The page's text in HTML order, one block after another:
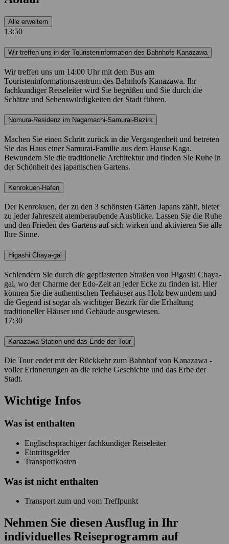
Alle erweitern
13:50
Wir treffen uns in der Touristeninformation des Bahnhofs Kanazawa
Wir treffen uns um 14:00 Uhr mit dem Bus am
Touristeninformationszentrum des Bahnhofs Kanazawa. Ihr
fachkundiger Reiseleiter wird Sie begrüßen und Sie durch die
Schätze und Sehenswürdigkeiten der Stadt führen.
Nomura-Residenz im Nagamachi-Samurai-Bezirk
Machen Sie einen Schritt zurück in die Vergangenheit und betreten
Sie das Haus einer Samurai-Familie aus dem Hause Kaga.
Bewundern Sie die traditionelle Architektur und finden Sie Ruhe in
der Schönheit des japanischen Gartens.
Kenrokuen-Hafen
Der Kenrokuen, der zu den 3 schönsten Gärten Japans zählt, bietet
zu jeder Jahreszeit atemberaubende Ausblicke. Lassen Sie die Ruhe
und den Frieden des Gartens auf sich wirken und aktivieren Sie alle
Ihre Sinne.
Higashi Chaya-gai
Schlendern Sie durch die gepflasterten Straßen von Higashi Chaya-
gai, wo der Charme der Edo-Zeit an jeder Ecke zu finden ist. Hier
können Sie die authentischen Teehäuser aus Holz bewundern und
die Gegend ist sogar als wichtiger Bezirk für die Erhaltung
traditioneller Häuser und Gebäude ausgewiesen.
17:30
Kanazawa Station und das Ende der Tour
Die Tour endet mit der Rückkehr zum Bahnhof von Kanazawa -
voller Erinnerungen an die reiche Geschichte und das Erbe der
Stadt.
Wichtige Infos
Was ist enthalten
Englischsprachiger fachkundiger Reiseleiter
Eintrittsgelder
Transportkosten
Was ist nicht enthalten
Transport zum und vom Treffpunkt
Nehmen Sie diesen Ausflug in Ihr
individuelles Reiseprogramm auf